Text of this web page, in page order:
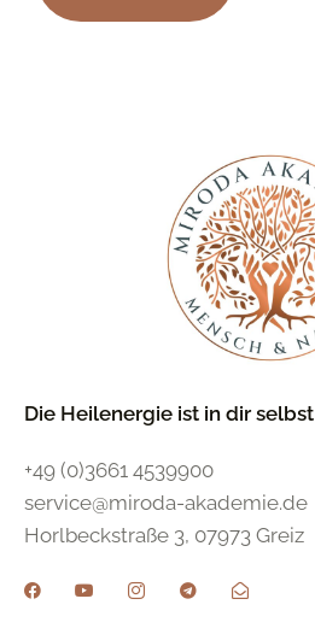
Die Heilenergie ist in dir selbst
+49 (0)3661 4539900
service@miroda-akademie.de
Horlbeckstraße 3, 07973 Greiz